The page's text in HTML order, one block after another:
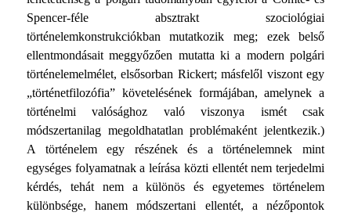
Spencer-féle absztrakt szocio­lógiai
történelemkonstrukciókban mutatkozik meg; ezek belső
ellentmondásait meggyőzően mutatta ki a modern polgári
történelemelmélet, elsősorban Rickert; másfelől viszont egy
„történetfilozófia” követelésének formájában, amelynek a
tör­ténelmi valósághoz való viszonya ismét csak
módszertanilag megoldhatatlan problémaként jelentkezik.)
A történelem egy részének és a történelemnek mint
egységes folyamatnak a le­írása közti ellentét nem terjedelmi
kérdés, tehát nem a külö­nös és egyetemes történelem
különbsége, hanem módszertani ellentét, a nézőpontok